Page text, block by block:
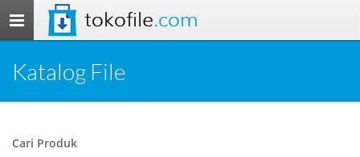
Toggle
navigation
tokofile.com
Katalog File
Cari Produk